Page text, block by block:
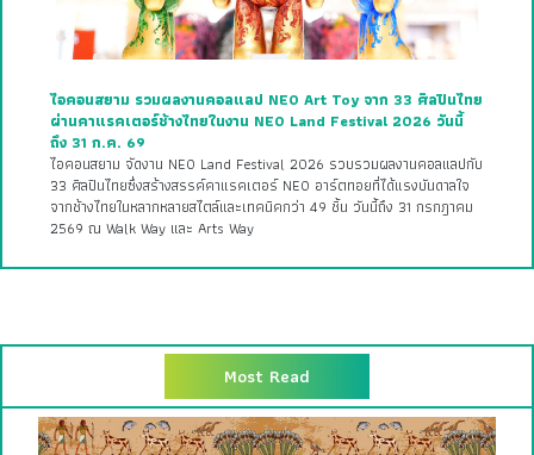
ไอคอนสยาม รวมผลงานคอลแลป NEO Art Toy จาก 33 ศิลปินไทย
ผ่านคาแรคเตอร์ช้างไทยในงาน NEO Land Festival 2026 วันนี้
ถึง 31 ก.ค. 69
ไอคอนสยาม จัดงาน NEO Land Festival 2026 รวบรวมผลงานคอลแลปกับ
33 ศิลปินไทยซึ่งสร้างสรรค์คาแรคเตอร์ NEO อาร์ตทอยที่ได้แรงบันดาลใจ
จากช้างไทยในหลากหลายสไตล์และเทคนิคกว่า 49 ชิ้น วันนี้ถึง 31 กรกฎาคม
2569 ณ Walk Way และ Arts Way
Most Read